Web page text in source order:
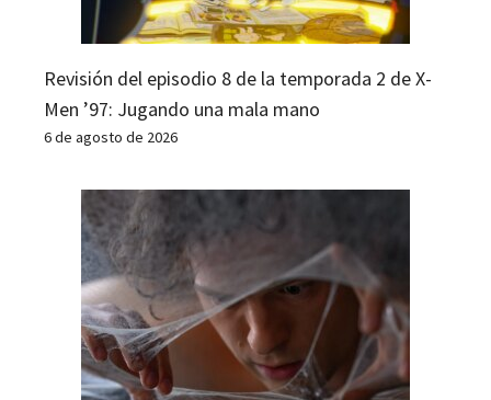
Revisión del episodio 8 de la temporada 2 de X-
Men ’97: Jugando una mala mano
6 de agosto de 2026